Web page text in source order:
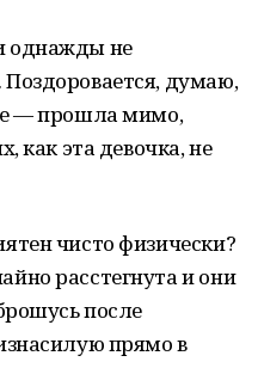
однажды не
думаю,
— прошла мимо,
как эта девочка, не
чисто физически?
расстегнута и они
после
прямо в